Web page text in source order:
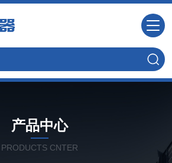
产品中心
PRODUCTS CNTER